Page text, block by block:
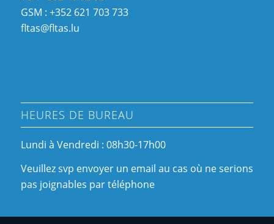
GSM : +352 621 703 733
fltas@fltas.lu
HEURES DE BUREAU
Lundi à Vendredi : 08h30-17h00
Veuillez svp envoyer un email au cas où ne serions
pas joignables par téléphone